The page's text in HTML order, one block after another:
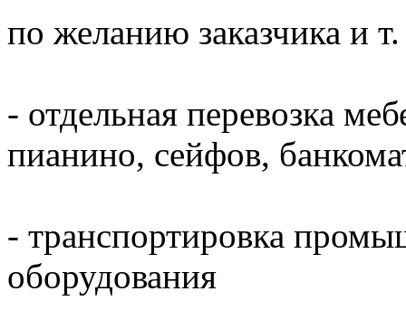
по желанию заказчика и
- отдельная перевозка
пианино, сейфов,
- транспортировка
оборудования